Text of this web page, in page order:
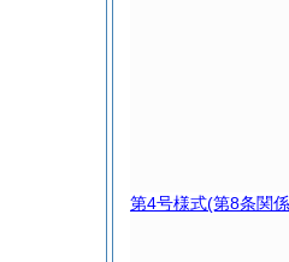
第4号様式(第8条関